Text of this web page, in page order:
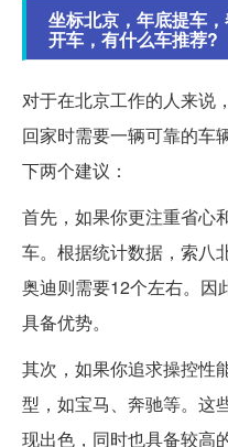
坐标北京，年底提车
开车，有什么车推荐?
对于在北京工作的人来说
回家时需要一辆可靠的车
下两个建议：
首先，如果你更注重省心
车。根据统计数据，索八
奥迪则需要12个左右。因
具备优势。
其次，如果你追求操控性
型，如宝马、奔驰等。这
现出色，同时也具备较高